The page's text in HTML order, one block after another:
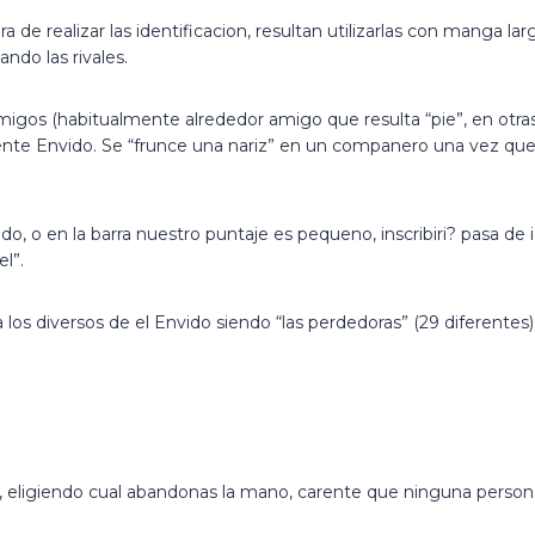
de realizar las identificacion, resultan utilizarlas con manga
las rivales.
(habitualmente alrededor amigo que resulta “pie”, en
Envido. Se “frunce una nariz” en un companero una vez
o en la barra nuestro puntaje es pequeno, inscribiri? pasa
diversos de el Envido siendo “las perdedoras” (29
cual abandonas la mano, carente que ninguna